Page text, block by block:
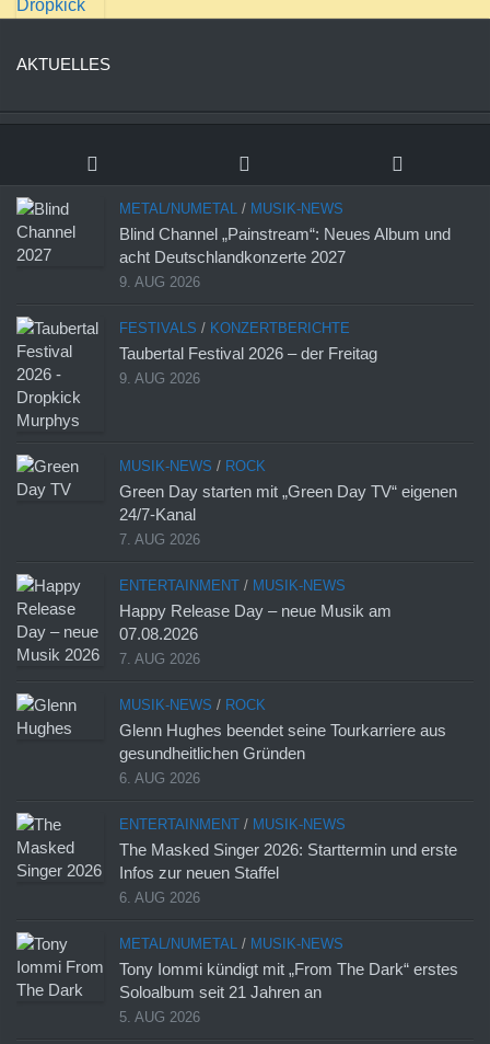
AKTUELLES
METAL/NUMETAL / MUSIK-NEWS
Blind Channel „Painstream“: Neues Album und
acht Deutschlandkonzerte 2027
9. AUG 2026
FESTIVALS / KONZERTBERICHTE
Taubertal Festival 2026 – der Freitag
9. AUG 2026
MUSIK-NEWS / ROCK
Green Day starten mit „Green Day TV“ eigenen
24/7-Kanal
7. AUG 2026
ENTERTAINMENT / MUSIK-NEWS
Happy Release Day – neue Musik am
07.08.2026
7. AUG 2026
MUSIK-NEWS / ROCK
Glenn Hughes beendet seine Tourkarriere aus
gesundheitlichen Gründen
6. AUG 2026
ENTERTAINMENT / MUSIK-NEWS
The Masked Singer 2026: Starttermin und erste
Infos zur neuen Staffel
6. AUG 2026
METAL/NUMETAL / MUSIK-NEWS
Tony Iommi kündigt mit „From The Dark“ erstes
Soloalbum seit 21 Jahren an
5. AUG 2026